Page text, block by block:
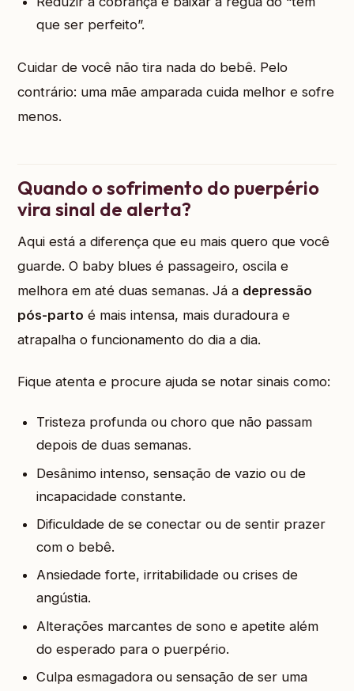
que ser perfeito”.
Cuidar de você não tira nada do bebê. Pelo
contrário: uma mãe amparada cuida melhor e sofre
menos.
Quando o sofrimento do puerpério
vira sinal de alerta?
Aqui está a diferença que eu mais quero que você
guarde. O baby blues é passageiro, oscila e
melhora em até duas semanas. Já a depressão
pós-parto é mais intensa, mais duradoura e
atrapalha o funcionamento do dia a dia.
Fique atenta e procure ajuda se notar sinais como:
Tristeza profunda ou choro que não passam
depois de duas semanas.
Desânimo intenso, sensação de vazio ou de
incapacidade constante.
Dificuldade de se conectar ou de sentir prazer
com o bebê.
Ansiedade forte, irritabilidade ou crises de
angústia.
Alterações marcantes de sono e apetite além
do esperado para o puerpério.
Culpa esmagadora ou sensação de ser uma